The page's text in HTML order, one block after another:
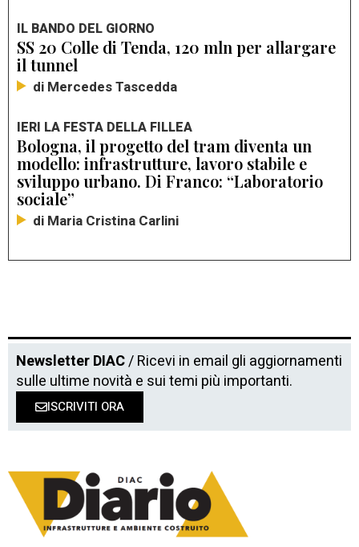
IL BANDO DEL GIORNO
SS 20 Colle di Tenda, 120 mln per allargare
il tunnel
di Mercedes Tascedda
IERI LA FESTA DELLA FILLEA
Bologna, il progetto del tram diventa un
modello: infrastrutture, lavoro stabile e
sviluppo urbano. Di Franco: “Laboratorio
sociale”
di Maria Cristina Carlini
Newsletter DIAC/ Ricevi in email gli aggiornamenti
sulle ultime novità e sui temi più importanti.
ISCRIVITI ORA